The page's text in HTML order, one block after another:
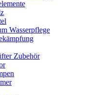
Wasserpflege
Zubehör